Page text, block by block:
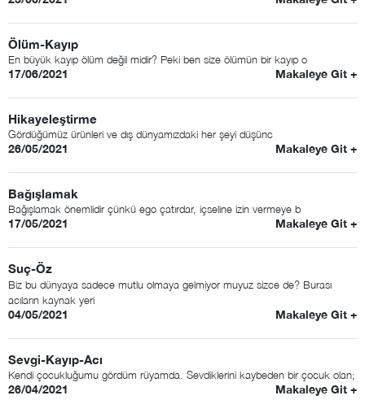
Ölüm-Kayıp
En büyük kayıp ölüm değil midir? Peki ben size ölümün bir kayıp o
17/06/2021 Makaleye Git +
Hikayeleştirme
Gördüğümüz ürünleri ve dış dünyamızdaki her şeyi düşünc
26/05/2021 Makaleye Git +
Bağışlamak
Bağışlamak önemlidir çünkü ego çatırdar, içseline izin vermeye b
17/05/2021 Makaleye Git +
Suç-Öz
Biz bu dünyaya sadece mutlu olmaya gelmiyor muyuz sizce de? Burası
acıların kaynak yeri
04/05/2021 Makaleye Git +
Sevgi-Kayıp-Acı
Kendi çocukluğumu gördüm rüyamda. Sevdiklerini kaybeden bir çocuk olan;
26/04/2021 Makaleye Git +